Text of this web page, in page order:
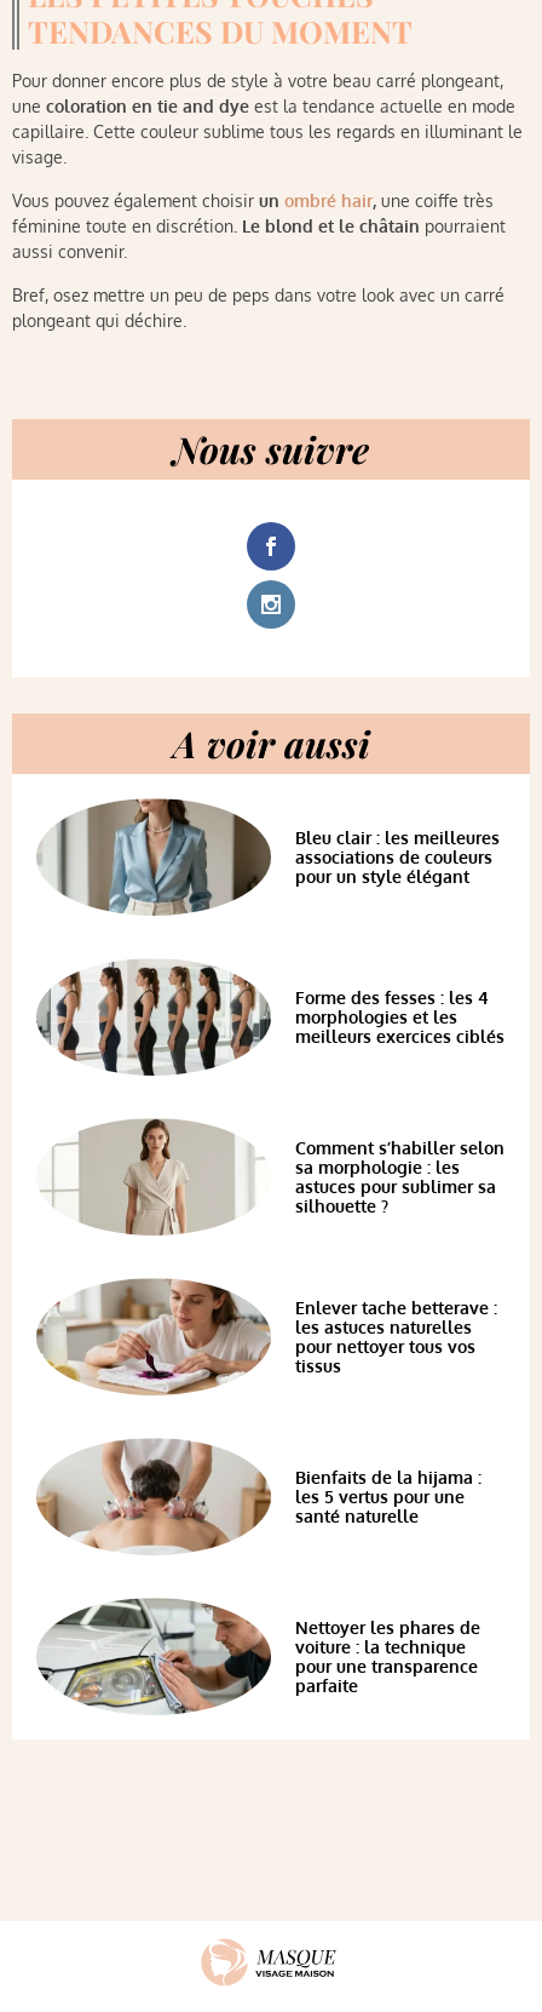
TENDANCES DU MOMENT
Pour donner encore plus de style à votre beau carré plongeant,
une coloration en tie and dye est la tendance actuelle en mode
capillaire. Cette couleur sublime tous les regards en illuminant le
visage.
Vous pouvez également choisir un ombré hair, une coiffe très
féminine toute en discrétion . Le blond et le châtain pourraient
aussi convenir.
Bref, osez mettre un peu de peps dans votre look avec un carré
plongeant qui déchire.
Nous suivre
A voir aussi
Bleu clair : les meilleures
associations de couleurs
pour un style élégant
Forme des fesses : les 4
morphologies et les
meilleurs exercices ciblés
Comment s’habiller selon
sa morphologie : les
astuces pour sublimer sa
silhouette ?
Enlever tache betterave :
les astuces naturelles
pour nettoyer tous vos
tissus
Bienfaits de la hijama :
les 5 vertus pour une
santé naturelle
Nettoyer les phares de
voiture : la technique
pour une transparence
parfaite